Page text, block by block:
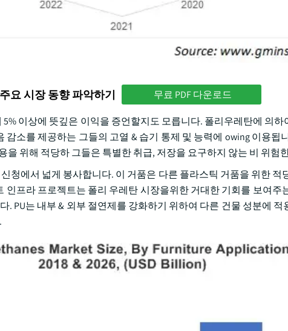
주요 시장 동향 파악하기 무료 PDF 다운로드
이상에 뜻깊은 이익을 증언할지도 모릅니다. 폴리우레탄에 의
감소를 제공하는 그들의 고열 & 습기 통제 및 능력에 owing 이용됩
을 위해 적당하 그들은 특별한 취급, 저장을 요구하지 않는 비 위험
청에서 넓게 봉사합니다. 이 거품은 다른 플라스틱 거품을 위한 적
인프라 프로젝트는 폴리 우레탄 시장을위한 거대한 기회를 보여주
. PU는 내부 & 외부 절연제를 강화하기 위하여 다른 건물 성분에 적